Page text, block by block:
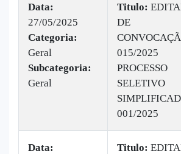
Data:
27/05/2025
Categoria:
Geral
Subcategoria:
Geral
Titulo:
DE
015/2025
PROCESSO
SELETIVO
001/2025
Data:
Titulo: